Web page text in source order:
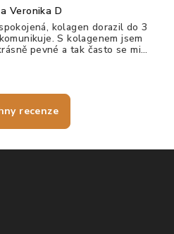
Veronika D
kolagen dorazil do 3
S kolagenem jsem
pevné a tak často se mi
recenze